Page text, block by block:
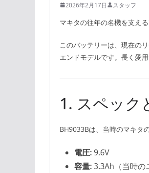
2026年2月17日 スタッフ
マキタの往年の名機を支え
このバッテリーは、現在の
エンドモデルです。長く愛
1. スペック
BH9033Bは、当時のマキタ
電圧:9.6V
容量:3.3Ah（当時の